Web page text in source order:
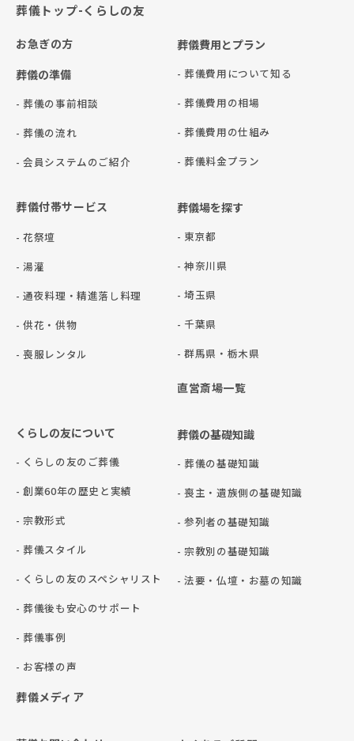
葬儀トップ-くらしの友
お急ぎの方
葬儀の準備
- 葬儀の事前相談
- 葬儀の流れ
- 会員システムのご紹介
葬儀費用とプラン
- 葬儀費用について知る
- 葬儀費用の相場
- 葬儀費用の仕組み
- 葬儀料金プラン
葬儀付帯サービス
- 花祭壇
- 湯灌
- 通夜料理・精進落し料理
- 供花・供物
- 喪服レンタル
葬儀場を探す
- 東京都
- 神奈川県
- 埼玉県
- 千葉県
- 群⾺県・栃⽊県
直営斎場一覧
くらしの友について
- くらしの友のご葬儀
- 創業60年の歴史と実績
- 宗教形式
- 葬儀スタイル
- くらしの友のスペシャリスト
- 葬儀後も安心のサポート
- 葬儀事例
- お客様の声
葬儀メディア
葬儀の基礎知識
- 葬儀の基礎知識
- 喪主・遺族側の基礎知識
- 参列者の基礎知識
- 宗教別の基礎知識
- 法要・仏壇・お墓の知識